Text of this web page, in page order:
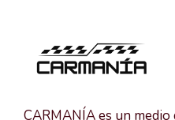
CARMANÍA es un medio